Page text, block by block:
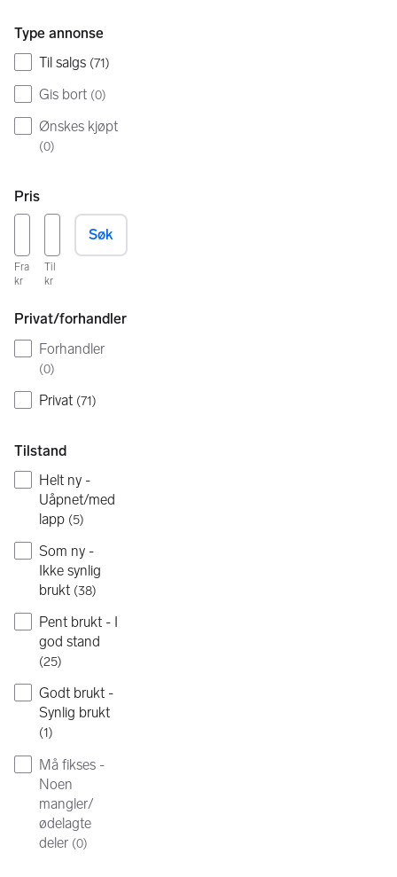
Type annonse
Til salgs (71)
Gis bort (0)
Ønskes kjøpt
(0)
Pris
Fra
kr
Til
kr
Søk
Privat/forhandler
Forhandler
(0)
Privat (71)
Tilstand
Helt ny -
Uåpnet/med
lapp (5)
Som ny -
Ikke synlig
brukt (38)
Pent brukt - I
god stand
(25)
Godt brukt -
Synlig brukt
(1)
Må fikses -
Noen
mangler/
ødelagte
deler (0)